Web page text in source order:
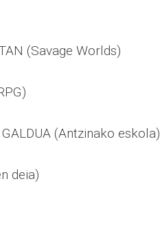
(Savage Worlds)
(Antzinako eskola)
deia)